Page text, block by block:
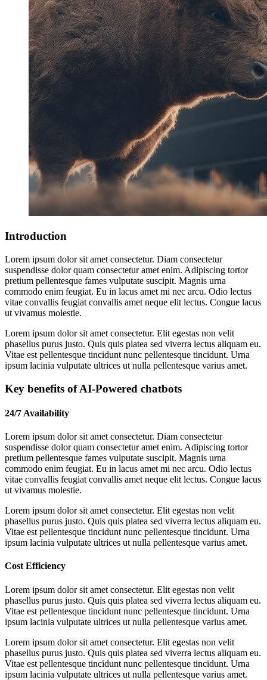
Introduction
Lorem ipsum dolor sit amet consectetur. Diam consectetur
suspendisse dolor quam consectetur amet enim. Adipiscing tortor
pretium pellentesque fames vulputate suscipit. Magnis urna
commodo enim feugiat. Eu in lacus amet mi nec arcu. Odio lectus
vitae convallis feugiat convallis amet neque elit lectus. Congue lacus
ut vivamus molestie.
Lorem ipsum dolor sit amet consectetur. Elit egestas non velit
phasellus purus justo. Quis quis platea sed viverra lectus aliquam eu.
Vitae est pellentesque tincidunt nunc pellentesque tincidunt. Urna
ipsum lacinia vulputate ultrices ut nulla pellentesque varius amet.
Key benefits of AI-Powered chatbots
24/7 Availability
Lorem ipsum dolor sit amet consectetur. Diam consectetur
suspendisse dolor quam consectetur amet enim. Adipiscing tortor
pretium pellentesque fames vulputate suscipit. Magnis urna
commodo enim feugiat. Eu in lacus amet mi nec arcu. Odio lectus
vitae convallis feugiat convallis amet neque elit lectus. Congue lacus
ut vivamus molestie.
Lorem ipsum dolor sit amet consectetur. Elit egestas non velit
phasellus purus justo. Quis quis platea sed viverra lectus aliquam eu.
Vitae est pellentesque tincidunt nunc pellentesque tincidunt. Urna
ipsum lacinia vulputate ultrices ut nulla pellentesque varius amet.
Cost Efficiency
Lorem ipsum dolor sit amet consectetur. Elit egestas non velit
phasellus purus justo. Quis quis platea sed viverra lectus aliquam eu.
Vitae est pellentesque tincidunt nunc pellentesque tincidunt. Urna
ipsum lacinia vulputate ultrices ut nulla pellentesque varius amet.
Lorem ipsum dolor sit amet consectetur. Elit egestas non velit
phasellus purus justo. Quis quis platea sed viverra lectus aliquam eu.
Vitae est pellentesque tincidunt nunc pellentesque tincidunt. Urna
ipsum lacinia vulputate ultrices ut nulla pellentesque varius amet.